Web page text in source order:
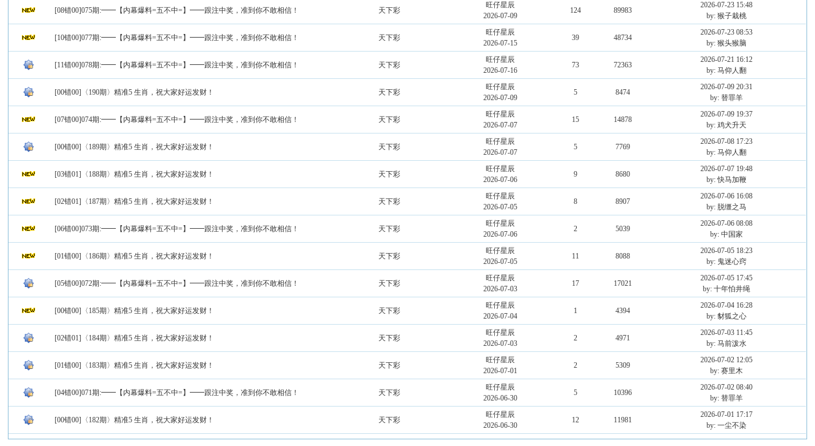
[08错00]075期:━━【内幕爆料=五不中=】━━跟注中奖，准到你不敢相信！ 天下彩
旺仔星辰
2026-07-09
124 89983
2026-07-23 15:48
by: 猴子栽桃
[10错00]077期:━━【内幕爆料=五不中=】━━跟注中奖，准到你不敢相信！ 天下彩
旺仔星辰
2026-07-15
39 48734
2026-07-23 08:53
by: 猴头猴脑
[11错00]078期:━━【内幕爆料=五不中=】━━跟注中奖，准到你不敢相信！ 天下彩
旺仔星辰
2026-07-16
73 72363
2026-07-21 16:12
by: 马仰人翻
[00错00]〈190期〉精准5 生肖，祝大家好运发财！ 天下彩
旺仔星辰
2026-07-09
5 8474
2026-07-09 20:31
by: 替罪羊
[07错00]074期:━━【内幕爆料=五不中=】━━跟注中奖，准到你不敢相信！ 天下彩
旺仔星辰
2026-07-07
15 14878
2026-07-09 19:37
by: 鸡犬升天
[00错00]〈189期〉精准5 生肖，祝大家好运发财！ 天下彩
旺仔星辰
2026-07-07
5 7769
2026-07-08 17:23
by: 马仰人翻
[03错01]〈188期〉精准5 生肖，祝大家好运发财！ 天下彩
旺仔星辰
2026-07-06
9 8680
2026-07-07 19:48
by: 快马加鞭
[02错01]〈187期〉精准5 生肖，祝大家好运发财！ 天下彩
旺仔星辰
2026-07-05
8 8907
2026-07-06 16:08
by: 脱缰之马
[06错00]073期:━━【内幕爆料=五不中=】━━跟注中奖，准到你不敢相信！ 天下彩
旺仔星辰
2026-07-06
2 5039
2026-07-06 08:08
by: 中国家
[01错00]〈186期〉精准5 生肖，祝大家好运发财！ 天下彩
旺仔星辰
2026-07-05
11 8088
2026-07-05 18:23
by: 鬼迷心窍
[05错00]072期:━━【内幕爆料=五不中=】━━跟注中奖，准到你不敢相信！ 天下彩
旺仔星辰
2026-07-03
17 17021
2026-07-05 17:45
by: 十年怕井绳
[00错00]〈185期〉精准5 生肖，祝大家好运发财！ 天下彩
旺仔星辰
2026-07-04
1 4394
2026-07-04 16:28
by: 豺狐之心
[02错01]〈184期〉精准5 生肖，祝大家好运发财！ 天下彩
旺仔星辰
2026-07-03
2 4971
2026-07-03 11:45
by: 马前泼水
[01错00]〈183期〉精准5 生肖，祝大家好运发财！ 天下彩
旺仔星辰
2026-07-01
2 5309
2026-07-02 12:05
by: 赛里木
[04错00]071期:━━【内幕爆料=五不中=】━━跟注中奖，准到你不敢相信！ 天下彩
旺仔星辰
2026-06-30
5 10396
2026-07-02 08:40
by: 替罪羊
[00错00]〈182期〉精准5 生肖，祝大家好运发财！ 天下彩
旺仔星辰
2026-06-30
12 11981
2026-07-01 17:17
by: 一尘不染